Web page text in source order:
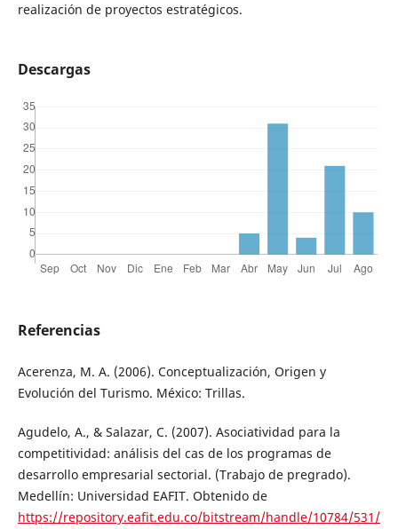
realización de proyectos estratégicos.
Descargas
Referencias
Acerenza, M. A. (2006). Conceptualización, Origen y
Evolución del Turismo. México: Trillas.
Agudelo, A., & Salazar, C. (2007). Asociatividad para la
competitividad: análisis del cas de los programas de
desarrollo empresarial sectorial. (Trabajo de pregrado).
Medellín: Universidad EAFIT. Obtenido de
https://repository.eafit.edu.co/bitstream/handle/10784/531/